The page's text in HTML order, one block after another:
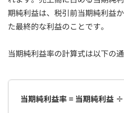
期純利益は、税引前当期純利益
た最終的な利益のことです。
当期純利益率の計算式は以下の通
当期純利益率 = 当期純利益